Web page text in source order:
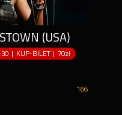
(USA)
| KUP-BILET | 70zł
166